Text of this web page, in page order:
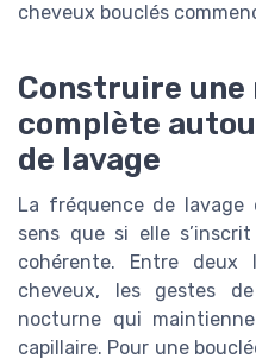
cheveux bouclés
Construire une
complète
de lavage
La fréquence de lavage
sens que si elle
cohérente. Entre deux
cheveux, les gestes
nocturne qui
capillaire. Pour une